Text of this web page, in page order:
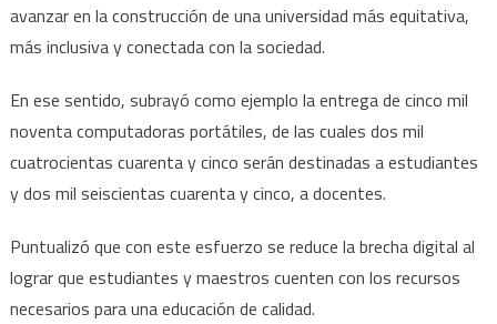
avanzar en la construcción de una universidad más equitativa,
más inclusiva y conectada con la sociedad.
En ese sentido, subrayó como ejemplo la entrega de cinco mil
noventa computadoras portátiles, de las cuales dos mil
cuatrocientas cuarenta y cinco serán destinadas a estudiantes
y dos mil seiscientas cuarenta y cinco, a docentes.
Puntualizó que con este esfuerzo se reduce la brecha digital al
lograr que estudiantes y maestros cuenten con los recursos
necesarios para una educación de calidad.